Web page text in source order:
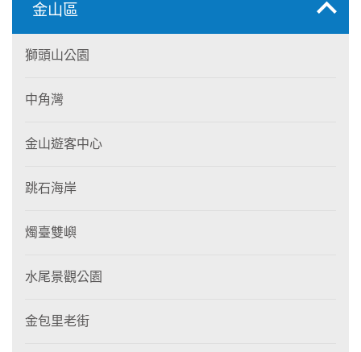
金山區
獅頭山公園
中角灣
金山遊客中心
跳石海岸
燭臺雙嶼
水尾景觀公園
金包里老街